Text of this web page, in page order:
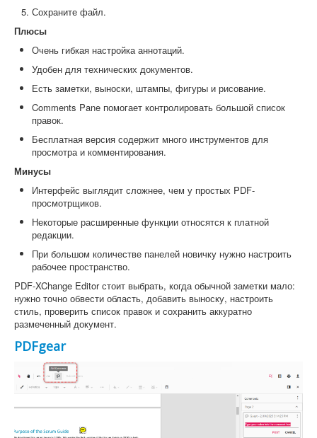
Сохраните файл.
Плюсы
Очень гибкая настройка аннотаций.
Удобен для технических документов.
Есть заметки, выноски, штампы, фигуры и рисование.
Comments Pane помогает контролировать большой список
правок.
Бесплатная версия содержит много инструментов для
просмотра и комментирования.
Минусы
Интерфейс выглядит сложнее, чем у простых PDF-
просмотрщиков.
Некоторые расширенные функции относятся к платной
редакции.
При большом количестве панелей новичку нужно настроить
рабочее пространство.
PDF-XChange Editor стоит выбрать, когда обычной заметки мало:
нужно точно обвести область, добавить выноску, настроить
стиль, проверить список правок и сохранить аккуратно
размеченный документ.
PDFgear